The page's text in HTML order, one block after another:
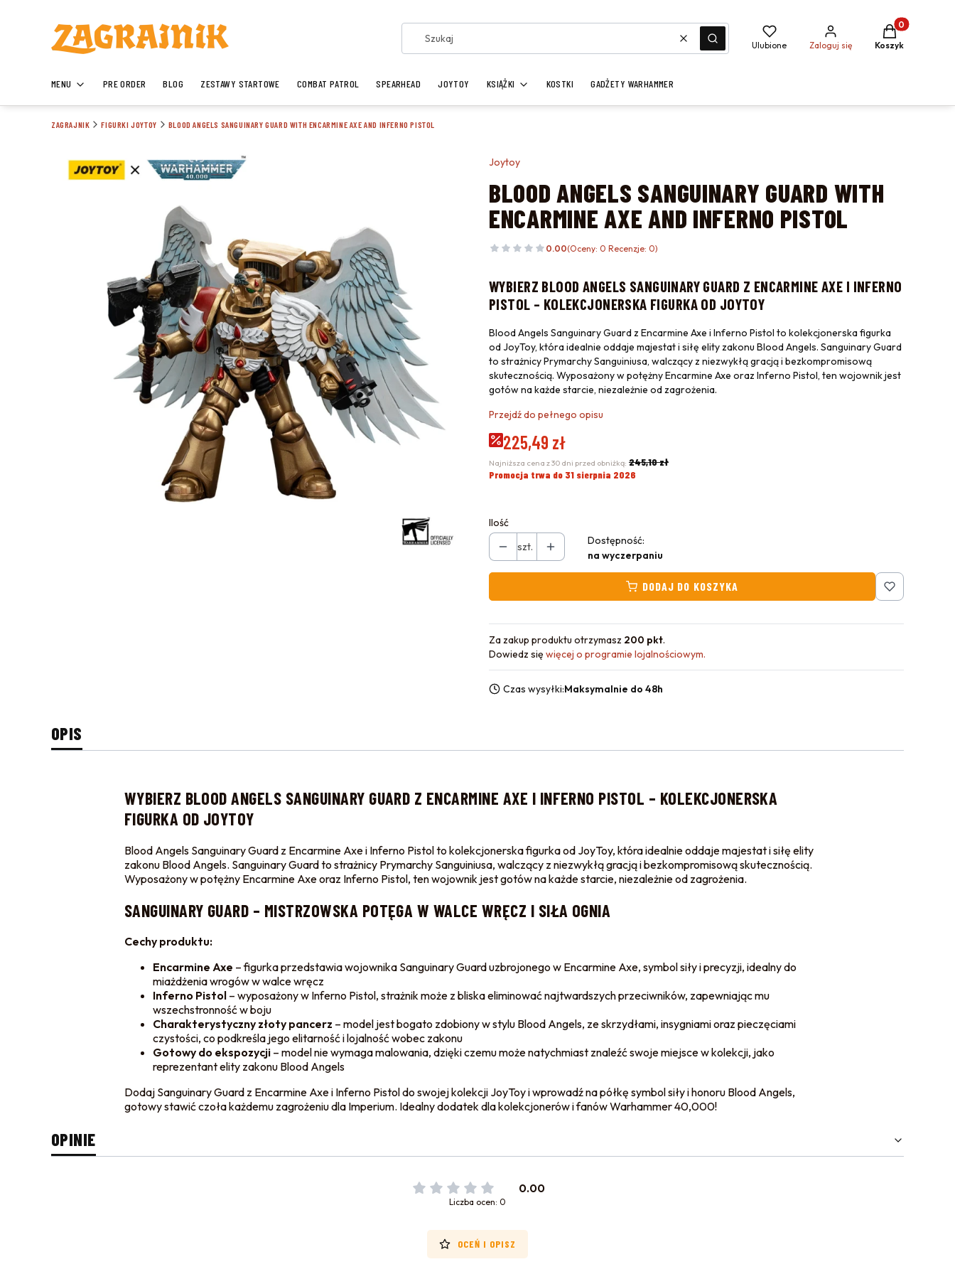
WyczyśćSzukaj Ulubione Zaloguj się
Produkty w
Koszyk
MENU PRE ORDER BLOG ZESTAWY STARTOWE COMBAT PATROL SPEARHEAD JOYTOY KSIĄŻKI KOSTKI GADŻETY WARHAMMER
ZAGRAJNIK FIGURKI JOYTOY BLOOD ANGELS SANGUINARY GUARD WITH ENCARMINE AXE AND INFERNO PISTOL
Joytoy
BLOOD ANGELS SANGUINARY GUARD WITH
ENCARMINE AXE AND INFERNO PISTOL
0.00(Oceny: 0 Recenzje: 0)
WYBIERZ BLOOD ANGELS SANGUINARY GUARD Z ENCARMINE AXE I INFERNO
PISTOL – KOLEKCJONERSKA FIGURKA OD JOYTOY
Blood Angels Sanguinary Guard z Encarmine Axe i Inferno Pistol to kolekcjonerska figurka
od JoyToy, która idealnie oddaje majestat i siłę elity zakonu Blood Angels. Sanguinary Guard
to strażnicy Prymarchy Sanguiniusa, walczący z niezwykłą gracją i bezkompromisową
skutecznością. Wyposażony w potężny Encarmine Axe oraz Inferno Pistol, ten wojownik jest
gotów na każde starcie, niezależnie od zagrożenia.
Przejdź do pełnego opisu
225,49 zł
Najniższa cena z 30 dni przed obniżką: 245,10 zł
Promocja trwa do 31 sierpnia 2026
Ilość
szt.
Dostępność:
na wyczerpaniu
DODAJ DO KOSZYKA
Za zakup produktu otrzymasz 200 pkt.
Dowiedz się więcej o programie lojalnościowym.
Czas wysyłki:Maksymalnie do 48h
OPIS
WYBIERZ BLOOD ANGELS SANGUINARY GUARD Z ENCARMINE AXE I INFERNO PISTOL – KOLEKCJONERSKA
FIGURKA OD JOYTOY
Blood Angels Sanguinary Guard z Encarmine Axe i Inferno Pistol to kolekcjonerska figurka od JoyToy, która idealnie oddaje majestat i siłę elity
zakonu Blood Angels. Sanguinary Guard to strażnicy Prymarchy Sanguiniusa, walczący z niezwykłą gracją i bezkompromisową skutecznością.
Wyposażony w potężny Encarmine Axe oraz Inferno Pistol, ten wojownik jest gotów na każde starcie, niezależnie od zagrożenia.
SANGUINARY GUARD – MISTRZOWSKA POTĘGA W WALCE WRĘCZ I SIŁA OGNIA
Cechy produktu:
Encarmine Axe – figurka przedstawia wojownika Sanguinary Guard uzbrojonego w Encarmine Axe, symbol siły i precyzji, idealny do
miażdżenia wrogów w walce wręcz
Inferno Pistol– wyposażony w Inferno Pistol, strażnik może z bliska eliminować najtwardszych przeciwników, zapewniając mu
wszechstronność w boju
Charakterystyczny złoty pancerz – model jest bogato zdobiony w stylu Blood Angels, ze skrzydłami, insygniami oraz pieczęciami
czystości, co podkreśla jego elitarność i lojalność wobec zakonu
Gotowy do ekspozycji– model nie wymaga malowania, dzięki czemu może natychmiast znaleźć swoje miejsce w kolekcji, jako
reprezentant elity zakonu Blood Angels
Dodaj Sanguinary Guard z Encarmine Axe i Inferno Pistol do swojej kolekcji JoyToy i wprowadź na półkę symbol siły i honoru Blood Angels,
gotowy stawić czoła każdemu zagrożeniu dla Imperium. Idealny dodatek dla kolekcjonerów i fanów Warhammer 40,000!
OPINIE
0.00
Liczba ocen: 0
OCEŃ I OPISZ